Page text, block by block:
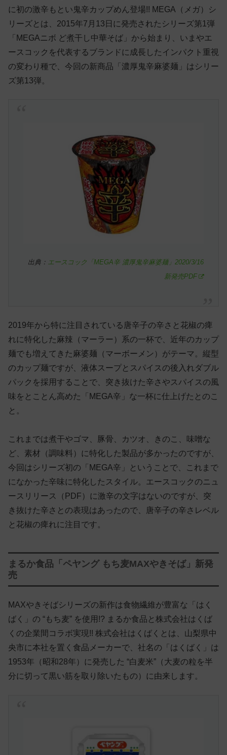
に初の激辛もとい鬼辛カップめん登場!! MEGA（メガ）シ
リーズとは、2015年7月13日に発売されたシリーズ第1弾
「MEGAニボ ど煮干し中華そば」から始まり、いまやエ
ースコックを代表するブランドに成長したインパクト重視
の変わり種で、今回の新商品「濃厚鬼辛麻婆麺」はシリー
ズ第13弾。
出典： エースコック「MEGA辛 濃厚鬼辛麻婆麺」2020/3/16
新発売PDF
2019年から特に注目されている唐辛子の辛さと花椒の痺
れに特化した麻辣（マーラー）系の一杯で、近年のカップ
麺でも増えてきた麻婆麺（マーボーメン）がテーマ。縦型
のカップ麺ですが、液体スープとスパイスの後入れダブル
パックを採用することで、突き抜けた辛さやスパイスの風
味をとことん高めた「MEGA辛」な一杯に仕上げたとのこ
と。
これまでは煮干やゴマ、豚骨、カツオ、きのこ、味噌な
ど、素材（調味料）に特化した製品が多かったのですが、
今回はシリーズ初の「MEGA辛」ということで、これまで
になかった辛味に特化したスタイル。エースコックのニュ
ースリリース（PDF）に激辛の文字はないのですが、突
き抜けた辛さとの表現はあったので、唐辛子の辛さレベル
と花椒の痺れに注目です。
まるか食品「ペヤング もち麦MAXやきそば」新発
売
MAXやきそばシリーズの新作は食物繊維が豊富な「はく
ばく」の “もち麦” を使用!? まるか食品と株式会社はくば
くの企業間コラボ実現!! 株式会社はくばくとは、山梨県中
央市に本社を置く食品メーカーで、社名の「はくばく」は
1953年（昭和28年）に発売した “白麦米”（大麦の粒を半
分に切って黒い筋を取り除いたもの）に由来します。